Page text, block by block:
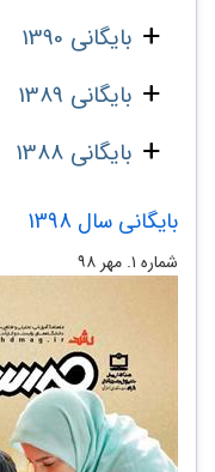
بایگانی 1390
بایگانی 1389
بایگانی 1388
بایگانی سال 1398
شماره ۱. مهر ۹۸